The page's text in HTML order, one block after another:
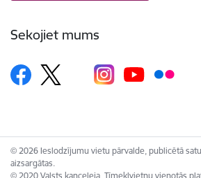
Sekojiet mums
© 2026 Ieslodzījumu vietu pārvalde, publicētā
aizsargātas.
© 2020 Valsts kanceleja, Tīmekļvietņu vienotās